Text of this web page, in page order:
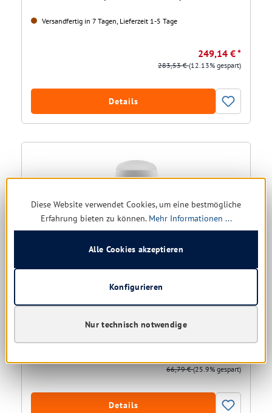
Versandfertig in 7 Tagen, Lieferzeit 1-5 Tage
249,14 € *
283,53 €(12.13% gespart)
Details
Katrin Inclusive Centerfeed S Spender weiß
Versandfertig in 7 Tagen, Lieferzeit 1-5 Tage
66,79 €(25.9% gespart)
Details
Diese Website verwendet Cookies, um eine bestmögliche
Erfahrung bieten zu können. Mehr Informationen ...
Nur technisch notwendige
Konfigurieren
Alle Cookies akzeptieren